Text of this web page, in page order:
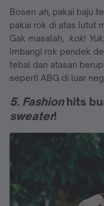
Bosen ah, pakai baju
pakai rok di atas lutut
Gak masalah, kok! Yuk,
Imbangi rok pendek
tebal dan atasan
seperti ABG di luar
5. Fashionhits
sweater!